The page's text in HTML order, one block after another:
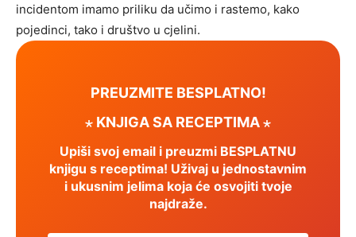
incidentom imamo priliku da učimo i rastemo, kako
pojedinci, tako i društvo u cjelini.
PREUZMITE BESPLATNO!
⋆ KNJIGA SA RECEPTIMA ⋆
Upiši svoj email i preuzmi BESPLATNU
knjigu s receptima! Uživaj u jednostavnim
i ukusnim jelima koja će osvojiti tvoje
najdraže.